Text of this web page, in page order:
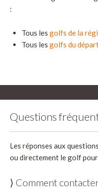
:
Tous les golfs de la
Tous les golfs du
Questions
Les réponses aux
ou directement le golf
⟩ Comment